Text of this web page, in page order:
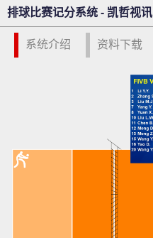
排球比赛记分系统 - 凯哲视讯
系统介绍 资料下载